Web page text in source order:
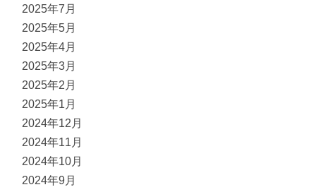
2025年7月
2025年5月
2025年4月
2025年3月
2025年2月
2025年1月
2024年12月
2024年11月
2024年10月
2024年9月